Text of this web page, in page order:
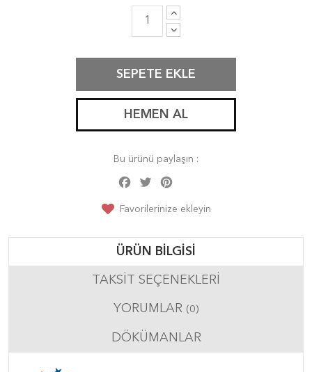
SEPETE EKLE
HEMEN AL
Bu ürünü paylaşın :
Facebook
Twitter
Favorilerinize ekleyin
ÜRÜN BILGISI
TAKSIT SEÇENEKLERI
YORUMLAR (0)
DÖKÜMANLAR